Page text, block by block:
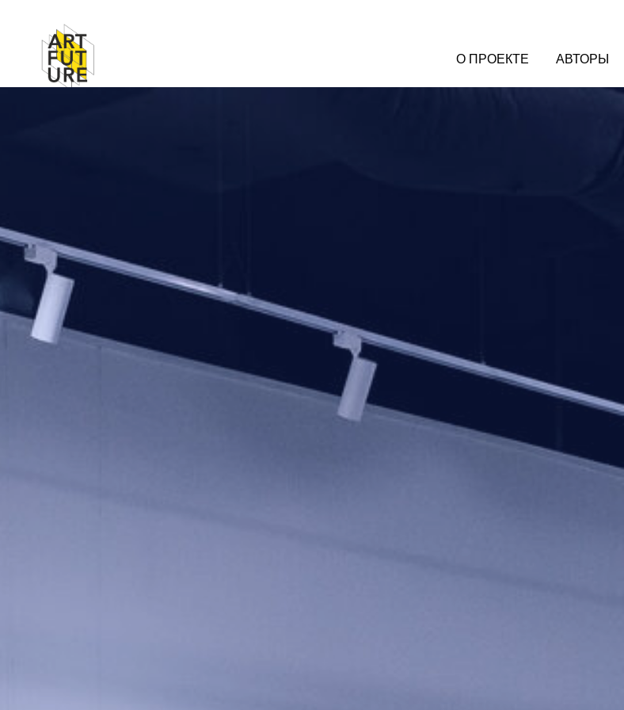
О ПРОЕКТЕ АВТОРЫ